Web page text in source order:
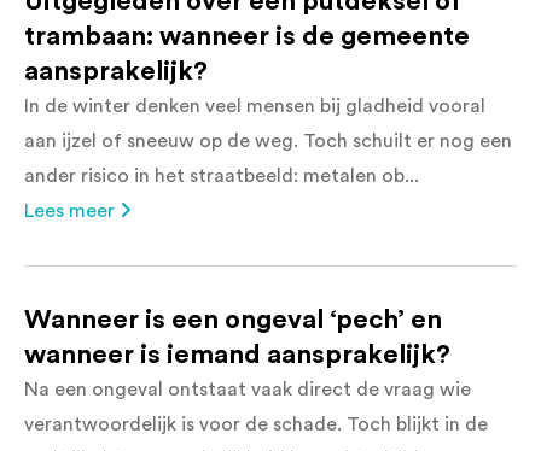
trambaan: wanneer is de gemeente
aansprakelijk?
In de winter denken veel mensen bij gladheid vooral
aan ijzel of sneeuw op de weg. Toch schuilt er nog een
ander risico in het straatbeeld: metalen ob...
Lees meer
Wanneer is een ongeval ‘pech’ en
wanneer is iemand aansprakelijk?
Na een ongeval ontstaat vaak direct de vraag wie
verantwoordelijk is voor de schade. Toch blijkt in de